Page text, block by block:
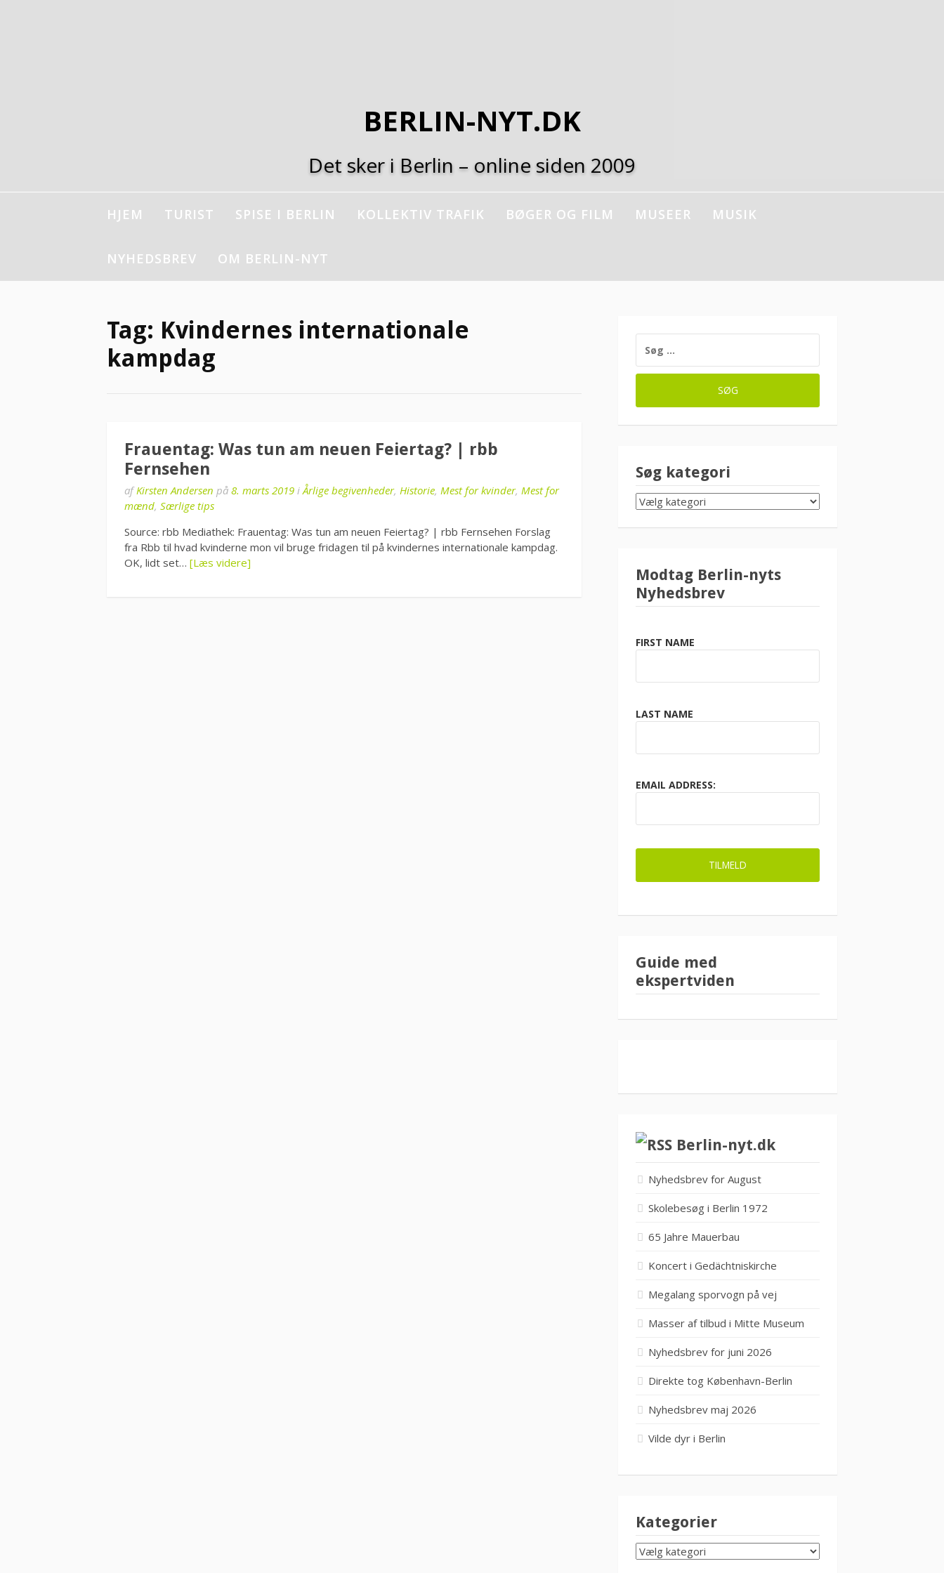
BERLIN-NYT.DK
Det sker i Berlin – online siden 2009
HJEM TURIST SPISE I BERLIN KOLLEKTIV TRAFIK BØGER OG FILM MUSEER MUSIK
NYHEDSBREV OM BERLIN-NYT
Tag: Kvindernes internationale
kampdag
Frauentag: Was tun am neuen Feiertag? | rbb
Fernsehen
afKirsten Andersen på 8. marts 2019 iÅrlige begivenheder, Historie, Mest for kvinder, Mest for
mænd, Særlige tips
Source: rbb Mediathek: Frauentag: Was tun am neuen Feiertag? | rbb Fernsehen Forslag
fra Rbb til hvad kvinderne mon vil bruge fridagen til på kvindernes internationale kampdag.
OK, lidt set… [Læs videre]
EFTER:
Søg kategori
SØG
KATEGORI
Modtag Berlin-nyts
Nyhedsbrev
FIRST NAME
LAST NAME
EMAIL ADDRESS:
Guide med
ekspertviden
Berlin-nyt.dk
Nyhedsbrev for August
Skolebesøg i Berlin 1972
65 Jahre Mauerbau
Koncert i Gedächtniskirche
Megalang sporvogn på vej
Masser af tilbud i Mitte Museum
Nyhedsbrev for juni 2026
Direkte tog København-Berlin
Nyhedsbrev maj 2026
Vilde dyr i Berlin
Kategorier
KATEGORIER